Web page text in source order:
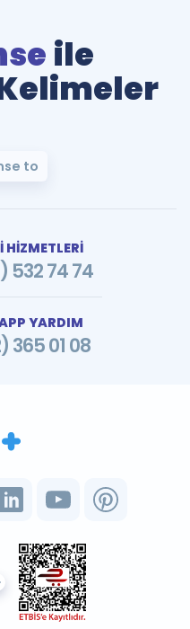
ile
to
HİZMETLERİ
532 74 74
YARDIM
365 01 08